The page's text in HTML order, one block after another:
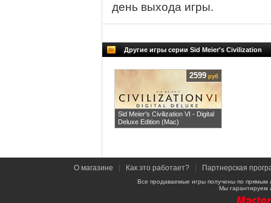
день выхода игры.
Другие игры серии Sid Meier's Civilization
Sid Meier's Civilization VI - Digital
Deluxe Edition (Mac)
2599 руб
О магазине Как это работает? Партнерская
Все продаваемые игры получены по
Мы гарантируем